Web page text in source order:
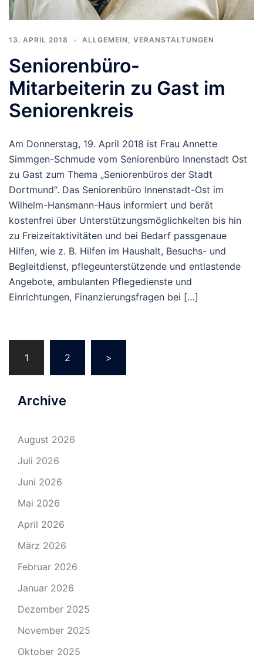
13. APRIL 2018 ALLGEMEIN VERANSTALTUNGEN
Seniorenbüro-
Mitarbeiterin zu Gast im
Seniorenkreis
Am Donnerstag, 19. April 2018 ist Frau Annette
Simmgen-Schmude vom Seniorenbüro Innenstadt Ost
zu Gast zum Thema „Seniorenbüros der Stadt
Dortmund“. Das Seniorenbüro Innenstadt-Ost im
Wilhelm-Hansmann-Haus informiert und berät
kostenfrei über Unterstützungsmöglichkeiten bis hin
zu Freizeitaktivitäten und bei Bedarf passgenaue
Hilfen, wie z. B. Hilfen im Haushalt, Besuchs- und
Begleitdienst, pflegeunterstützende und entlastende
Angebote, ambulanten Pflegedienste und
Einrichtungen, Finanzierungsfragen bei […]
1 2 >
Archive
August 2026
Juli 2026
Juni 2026
Mai 2026
April 2026
März 2026
Februar 2026
Januar 2026
Dezember 2025
November 2025
Oktober 2025